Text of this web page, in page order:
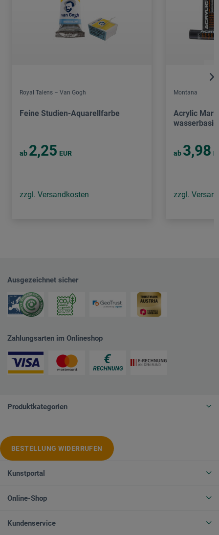
Royal Talens – Van Gogh
Feine Studien-Aquarellfarbe
ab 2,25 EUR
zzgl. Versandkosten
Montana
Acrylic
ab 3,98
zzgl.
Ausgezeichnet sicher
Zahlungsarten im Onlineshop
Produktkategorien
BESTELLUNG WIDERRUFEN
Kunstportal
Online-Shop
Kundenservice